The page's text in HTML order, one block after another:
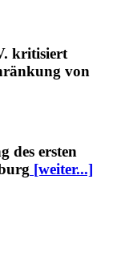
kritisiert
von
des ersten
[weiter...]